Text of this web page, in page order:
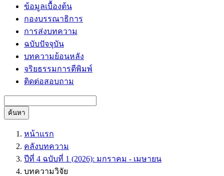
ข้อมูลเบื้องต้น
กองบรรณาธิการ
การส่งบทความ
ฉบับปัจจุบัน
บทความย้อนหลัง
จริยธรรมการตีพิมพ์
ติดต่อสอบถาม
ค้นหา
หน้าแรก
คลังบทความ
ปีที่ 4 ฉบับที่ 1 (2026): มกราคม - เมษายน
บทความวิจัย